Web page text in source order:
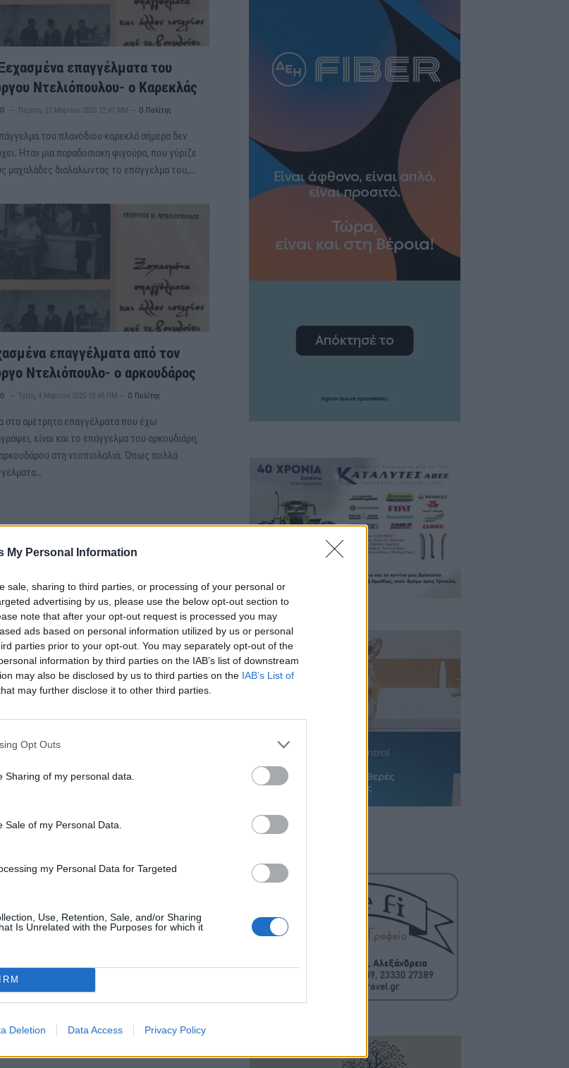
My Personal Information
sale, sharing to third parties, or processing of your personal or
advertising by us, please use the below opt-out section to
note that after your opt-out request is processed you may
ads based on personal information utilized by us or personal
parties prior to your opt-out. You may separately opt-out of the
information by third parties on the IAB’s list of downstream
may also be disclosed by us to third parties on the IAB’s List of
may further disclose it to other third parties.
Opt Outs
Sharing of my personal data.
of my Personal Data.
my Personal Data for Targeted
Use, Retention, Sale, and/or Sharing
Is Unrelated with the Purposes for which it
Deletion Data Access Privacy Policy
επαγγέλματα του
Ντελιόπουλου- ο Καρεκλάς
Πέμπτη, 27 Μαρτίου 2025 12:47 ΜΜ Ο Πολίτης
του πλανόδιου καρεκλά σήμερα δεν
Ήταν μια παραδοσιακη φιγούρα, που γύριζε
μαχαλάδες διαλαλώντας το επάγγελμα του,…
επαγγέλματα από τον
Ντελιόπουλο- ο αρκουδάρος
Τρίτη, 4 Μαρτίου 2025 10:48 ΠΜ Ο Πολίτης
στα αμέτρητα επαγγέλματα που έχω
είναι και το επάγγελμα του αρκουδιάρη,
στη ντοπιολαλιά. Όπως πολλά